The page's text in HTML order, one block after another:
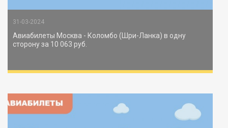
31-03-2024
Авиабилеты Москва - Коломбо (Шри-Ланка) в одну
сторону за 10 063 руб.